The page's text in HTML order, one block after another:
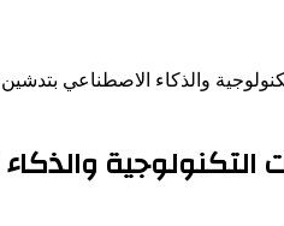
والذكاء الاصطناعي
التكنولوجية